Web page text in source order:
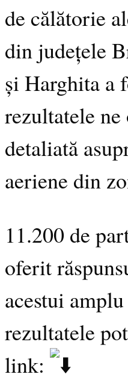
de călătorie
din județele
și Harghita a
rezultatele ne
detaliată
aeriene din
11.200 de
oferit
acestui
rezultatele
link: